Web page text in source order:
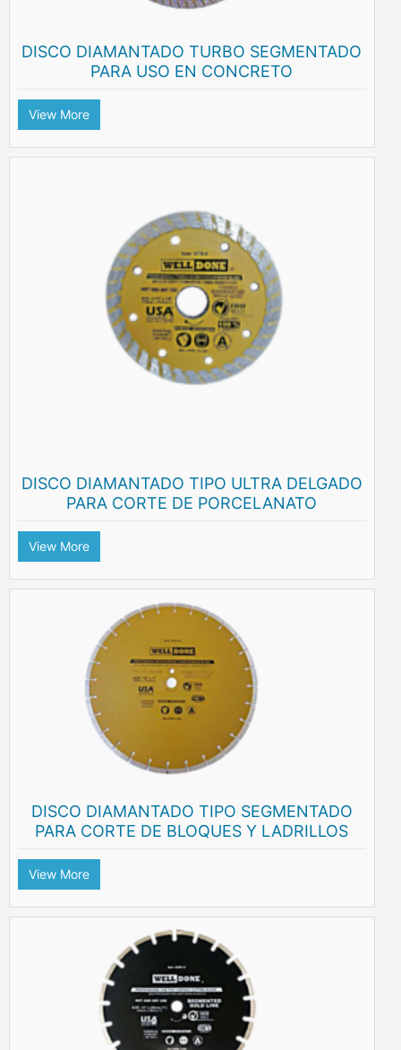
DISCO DIAMANTADO TURBO SEGMENTADO
PARA USO EN CONCRETO
View More
DISCO DIAMANTADO TIPO ULTRA DELGADO
PARA CORTE DE PORCELANATO
View More
DISCO DIAMANTADO TIPO SEGMENTADO
PARA CORTE DE BLOQUES Y LADRILLOS
View More